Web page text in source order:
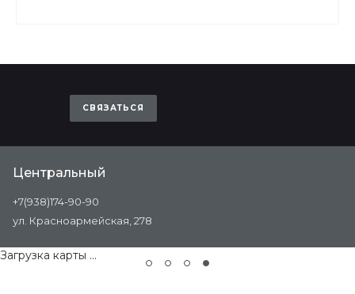
СВЯЗАТЬСЯ
Центральный
+7(938)174-90-90
ул. Красноармейская, 278
Загрузка карты ...